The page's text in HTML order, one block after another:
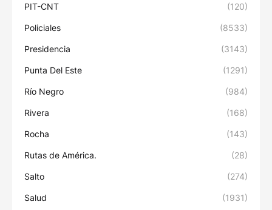
PIT-CNT (120)
Policiales (8533)
Presidencia (3143)
Punta Del Este (1291)
Río Negro (984)
Rivera (168)
Rocha (143)
Rutas de América. (28)
Salto (274)
Salud (1931)